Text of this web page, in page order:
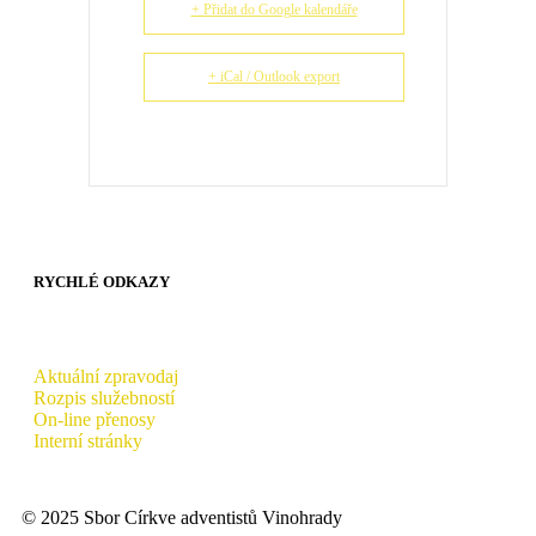
+ Přidat do Google kalendáře
+ iCal / Outlook export
RYCHLÉ ODKAZY
Aktuální zpravodaj
Rozpis služebností
On-line přenosy
Interní stránky
© 2025 Sbor Církve adventistů Vinohrady